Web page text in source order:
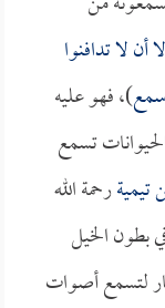
أن لا تدافنوا
)، فهو عليه
تسمع
تيميةرحمة الله
بطون الخيل
لتسمع أصوات